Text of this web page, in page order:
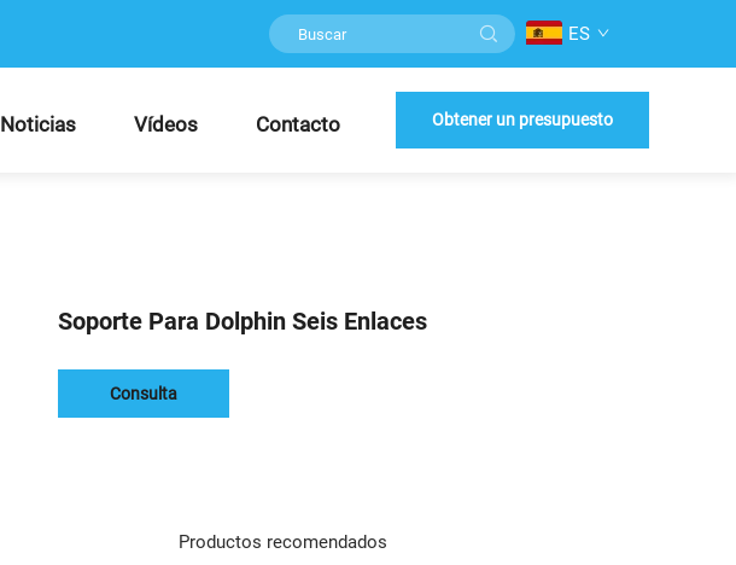
ES
Noticias Vídeos Contacto Obtener un presupuesto
Soporte Para Dolphin Seis Enlaces
Consulta
Productos recomendados